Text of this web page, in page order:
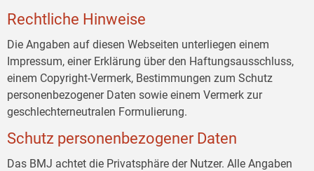
Rechtliche Hinweise
Die Angaben auf diesen Webseiten unterliegen einem
Impressum, einer Erklärung über den Haftungsausschluss,
einem Copyright-Vermerk, Bestimmungen zum Schutz
personenbezogener Daten sowie einem Vermerk zur
geschlechterneutralen Formulierung.
Schutz personenbezogener Daten
Das BMJ achtet die Privatsphäre der Nutzer. Alle Angaben